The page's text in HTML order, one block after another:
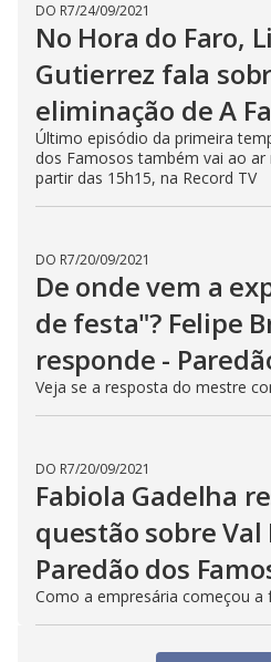
DO R7/24/09/2021
No Hora do Faro,
Gutierrez fala
eliminação de A
Último episódio da primeira
dos Famosos também vai ao
partir das 15h15, na Record TV
DO R7/20/09/2021
De onde vem a
de festa"? Felipe
responde -
Veja se a resposta do mestre
DO R7/20/09/2021
Fabiola Gadelha
questão sobre
Paredão dos
Como a empresária começou a